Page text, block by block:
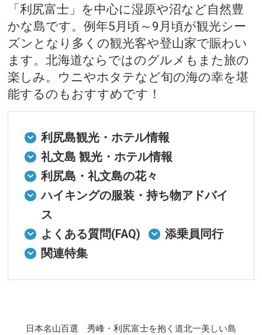
「利尻富士」を中心に湿原や沼など自然豊
かな島です。例年5月頃～9月頃が観光シー
ズンとなり多くの観光客や登山家で賑わい
ます。北海道ならではのグルメもまた旅の
楽しみ。ウニやホタテなど旬の海の幸を堪
能するのもおすすめです！
利尻島観光・ホテル情報
礼文島 観光・ホテル情報
利尻島・礼文島の花々
ハイキングの服装・持ち物アドバイ
ス
よくある質問(FAQ)
添乗員同行
関連特集
日本名山百選 秀峰・利尻富士を抱く道北一美しい島